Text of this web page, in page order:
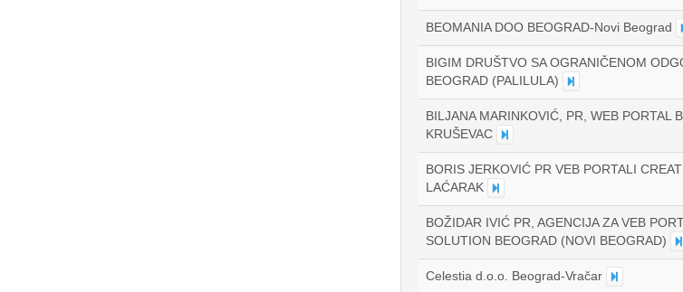
BEOMANIA DOO BEOGRAD-Novi Beograd
BIGIM DRUŠTVO SA OGRANIČENOM
BEOGRAD (PALILULA)
BILJANA MARINKOVIĆ, PR, WEB PORTAL
KRUŠEVAC
BORIS JERKOVIĆ PR VEB PORTALI
LAĆARAK
BOŽIDAR IVIĆ PR, AGENCIJA ZA VEB
SOLUTION BEOGRAD (NOVI BEOGRAD)
Celestia d.o.o. Beograd-Vračar